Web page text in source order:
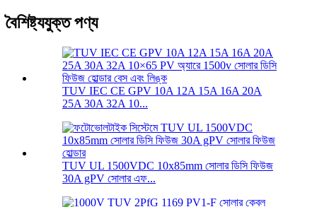
বৈশিষ্ট্যযুক্ত পণ্য
TUV IEC CE GPV 10A 12A 15A 16A 20A
25A 30A 32A 10...
TUV UL 1500VDC 10x85mm সোলার ডিসি ফিউজ
30A gPV সোলার এফ...